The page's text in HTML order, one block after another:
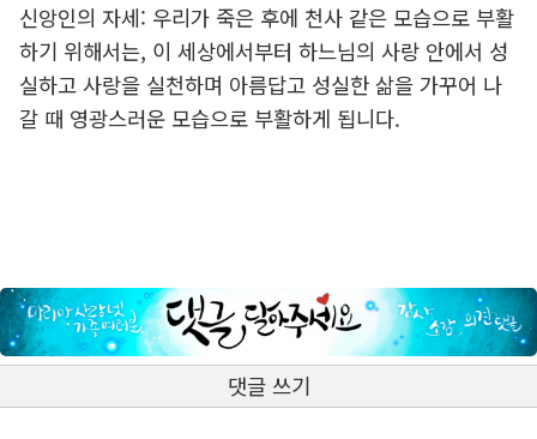
신앙인의 자세: 우리가 죽은 후에 천사 같은 모습으로 부활
하기 위해서는, 이 세상에서부터 하느님의 사랑 안에서 성
실하고 사랑을 실천하며 아름답고 성실한 삶을 가꾸어 나
갈 때 영광스러운 모습으로 부활하게 됩니다.
댓글 쓰기